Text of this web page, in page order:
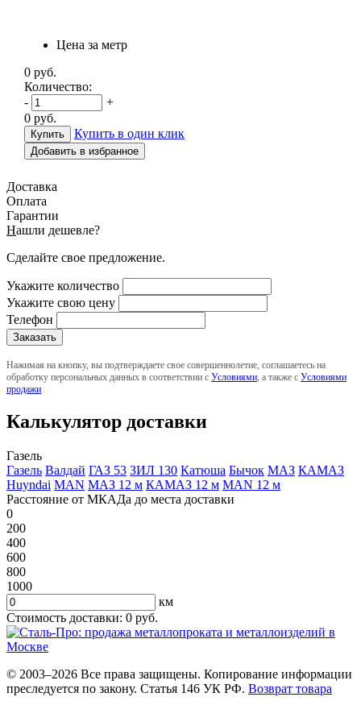
Цена за метр
0 руб.
Количество:
-
+
0 руб.
Купить в один клик
Добавить в избранное
Доставка
Оплата
Гарантии
Нашли дешевле?
Сделайте свое предложение.
Укажите количество
Укажите свою цену
Телефон
Нажимая на кнопку, вы подтверждаете свое совершеннолетие, соглашаетесь на
обработку персональных данных в соответствии с Условиями , а также с Условиями
продажи
Калькулятор доставки
Газель
Газель Валдай ГАЗ 53 ЗИЛ 130 Катюша Бычок МАЗ КАМАЗ
Huyndai MAN МАЗ 12 м КАМАЗ 12 м MAN 12 м
Расстояние от МКАДа до места доставки
0
200
400
600
800
1000
км
Стоимость доставки: 0 руб.
© 2003–2026 Все права защищены. Копирование информации
преследуется по закону. Статья 146 УК РФ. Возврат товара